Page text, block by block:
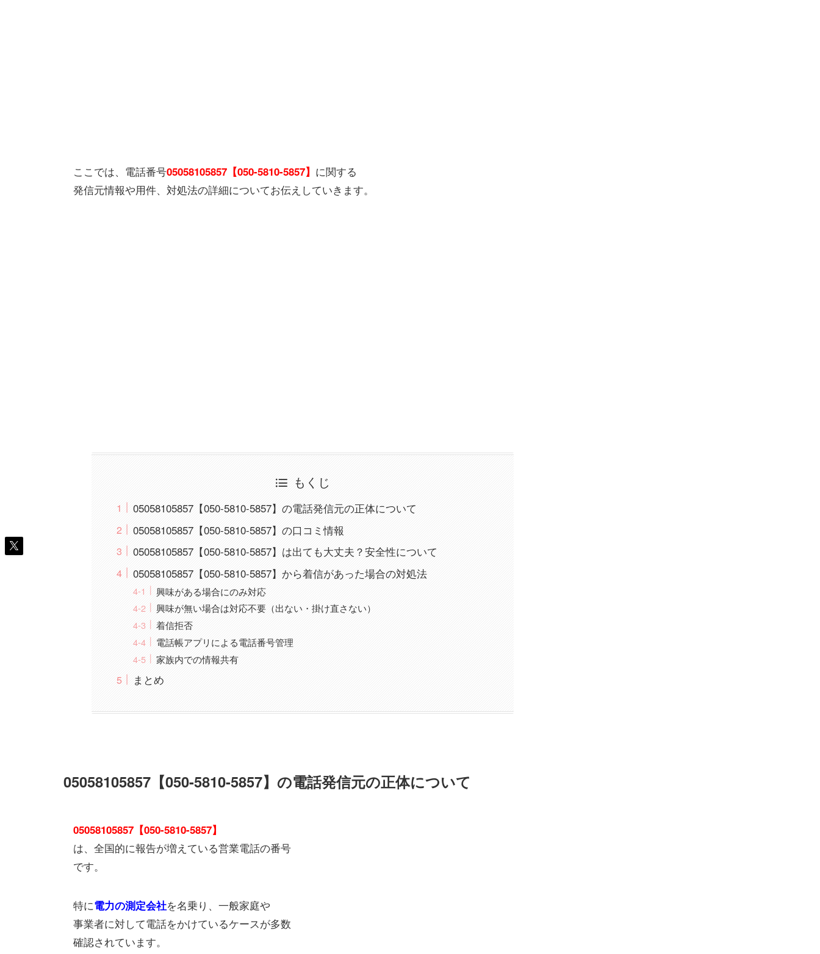
ここでは、電話番号05058105857【050-5810-5857】 に関する
発信元情報や用件、対処法の詳細についてお伝えしていきます。
もくじ
05058105857【050-5810-5857】の電話発信元の正体について
05058105857【050-5810-5857】の口コミ情報
05058105857【050-5810-5857】は出ても大丈夫？安全性について
05058105857【050-5810-5857】から着信があった場合の対処法
興味がある場合にのみ対応
興味が無い場合は対応不要（出ない・掛け直さない）
着信拒否
電話帳アプリによる電話番号管理
家族内での情報共有
まとめ
05058105857【050-5810-5857】の電話発信元の正体について
05058105857【050-5810-5857】
は、全国的に報告が増えている営業電話の番号
です。
特に電力の測定会社を名乗り、一般家庭や
事業者に対して電話をかけているケースが多数
確認されています。